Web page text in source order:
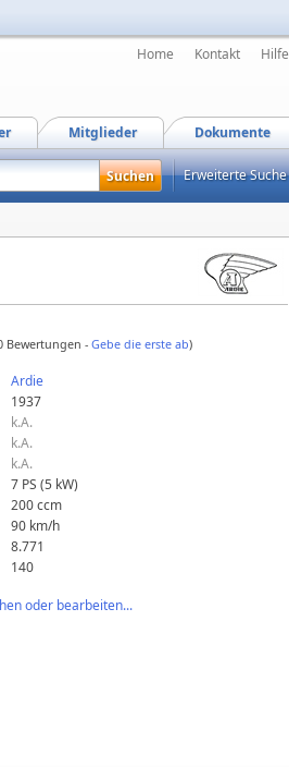
Home Kontakt Hilfe
Dokumente
Mitglieder
Erweiterte Suche
Bewertungen -Gebe die erste ab)
Ardie
1937
k.A.
k.A.
k.A.
7 PS (5 kW)
200 ccm
90 km/h
8.771
140
oder bearbeiten...